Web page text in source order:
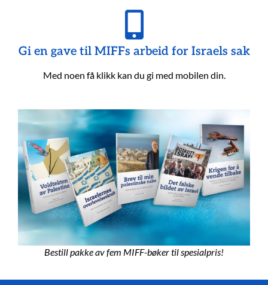
Gi en gave til MIFFs arbeid for Israels sak
Med noen få klikk kan du gi med mobilen din.
Bestill pakke av fem MIFF-bøker til spesialpris!